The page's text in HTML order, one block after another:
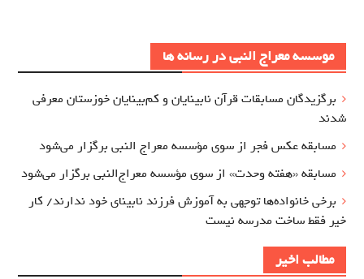
موسسه معراج النبی در رسانه ها
برگزيدگان مسابقات قرآن نابینایان و کم‌بینایان خوزستان معرفي
شدند
مسابقه عکس فجر از سوی مؤسسه معراج‌ النبی برگزار می‌شود
مسابقه «هفته وحدت» از سوی مؤسسه معراج‌النبی برگزار می‌شود
برخی خانواده‌ها توجهی به آموزش‌ فرزند نابینای خود ندارند/ کار
خیر فقط ساخت مدرسه نیست
مطالب اخیر